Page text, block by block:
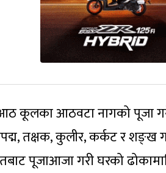
आठ कूलका आठवटा नागको पूजा
तक्षक, कुलीर, कर्कट र शङ्ख
पूजाआजा गरी घरको